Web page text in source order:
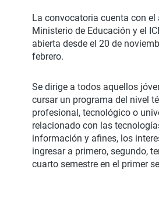
La convocatoria cuenta con el
Ministerio de Educación y el
abierta desde el 20 de
febrero.
Se dirige a todos aquellos
cursar un programa del nivel
profesional, tecnológico o
relacionado con las
información y afines, los
ingresar a primero, segundo,
cuarto semestre en el primer